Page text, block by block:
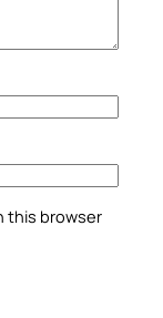
this browser